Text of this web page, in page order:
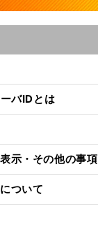
バIDとは
示・その他の事項
ついて